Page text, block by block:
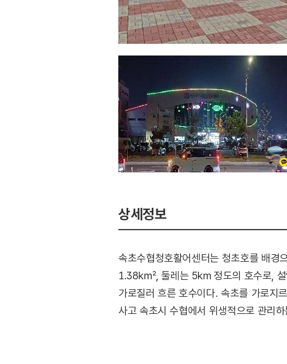
상세정보
속초수협청호활어센터는 청초호를 배경
1.38㎢, 둘레는 5㎞ 정도의 호수로, 설
가로질러 흐른 호수이다. 속초를 가로지
사고 속초시 수협에서 위생적으로 관리
속초시 수협에서 직접 운영하는 활어회